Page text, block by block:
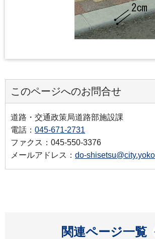
このページへのお問合せ
道路・交通政策局道路部施設課
電話： 045-671-2731
ファクス：045-550-3376
メールアドレス： do-
関連ページ一覧
開く